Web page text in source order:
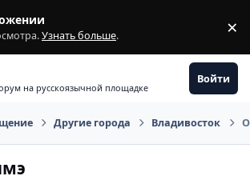
Узнать больше. ×
на русскоязычной площадке
Войти
Другие города Владивосток